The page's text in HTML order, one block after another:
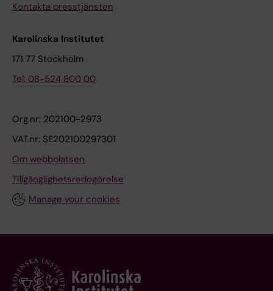
Kontakta presstjänsten
Karolinska Institutet
171 77 Stockholm
Tel: 08-524 800 00
Org.nr: 202100-2973
VAT.nr: SE202100297301
Om webbplatsen
Tillgänglighetsredogörelse
Manage your cookies